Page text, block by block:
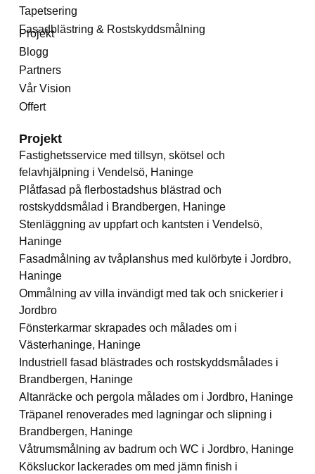
Tapetsering
Fasadblästring & Rostskyddsmålning
Projekt
Blogg
Partners
Vår Vision
Offert
Projekt
Fastighetsservice med tillsyn, skötsel och
felavhjälpning i Vendelsö, Haninge
Plåtfasad på flerbostadshus blästrad och
rostskyddsmålad i Brandbergen, Haninge
Stenläggning av uppfart och kantsten i Vendelsö,
Haninge
Fasadmålning av tvåplanshus med kulörbyte i Jordbro,
Haninge
Ommålning av villa invändigt med tak och snickerier i
Jordbro
Fönsterkarmar skrapades och målades om i
Västerhaninge, Haninge
Industriell fasad blästrades och rostskyddsmålades i
Brandbergen, Haninge
Altanräcke och pergola målades om i Jordbro, Haninge
Träpanel renoverades med lagningar och slipning i
Brandbergen, Haninge
Våtrumsmålning av badrum och WC i Jordbro, Haninge
Köksluckor lackerades om med jämn finish i